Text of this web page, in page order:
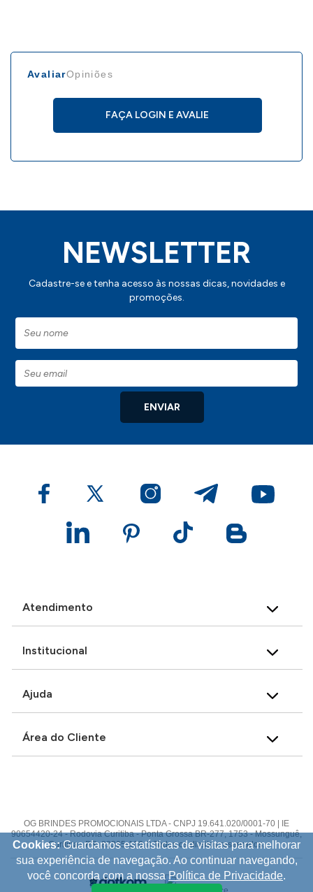
AvaliarOpiniões
FAÇA LOGIN E AVALIE
NEWSLETTER
Cadastre-se e tenha acesso às nossas dicas, novidades e
promoções.
ENVIAR
Atendimento
Institucional
Ajuda
Área do Cliente
OG BRINDES PROMOCIONAIS LTDA - CNPJ 19.641.020/0001-70 | IE
90654420-24 - Rodovia Curitiba - Ponta Grossa BR-277, 1753 - Mossunguê,
Curitiba - PR, 82305-100 © Todos os direitos reservados.
Cookies:Guardamos estatísticas de visitas para melhorar
sua experiência de navegação. Ao continuar navegando,
você concorda com a nossaPolítica de Privacidade.